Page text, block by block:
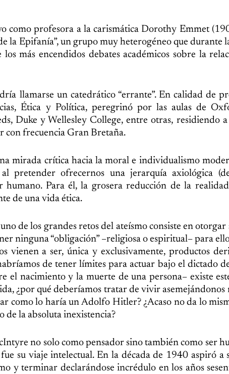
como profesora a la carismática Dorothy Emmet
la Epifanía”, un grupo muy heterogéneo que durante
más encendidos debates académicos sobre la
llamarse un catedrático “errante”. En calidad de
Ética y Política, peregrinó por las aulas de
Duke y Wellesley College, entre otras, residiendo
con frecuencia Gran Bretaña.
mirada crítica hacia la moral e individualismo
pretender ofrecernos una jerarquía axiológica
humano. Para él, la grosera reducción de la
de una vida ética.
de los grandes retos del ateísmo consiste en otorgar
ninguna “obligación” –religiosa o espiritual– para
vienen a ser, única y exclusivamente, productos
de tener límites para actuar bajo el dictado
el nacimiento y la muerte de una persona– existe
¿por qué deberíamos tratar de vivir asemejándonos
como lo haría un Adolfo Hitler? ¿Acaso no da lo
de la absoluta inexistencia?
no solo como pensador sino también como ser
su viaje intelectual. En la década de 1940 aspiró a
y terminar declarándose incrédulo en los años